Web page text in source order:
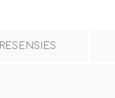
RESENSIES